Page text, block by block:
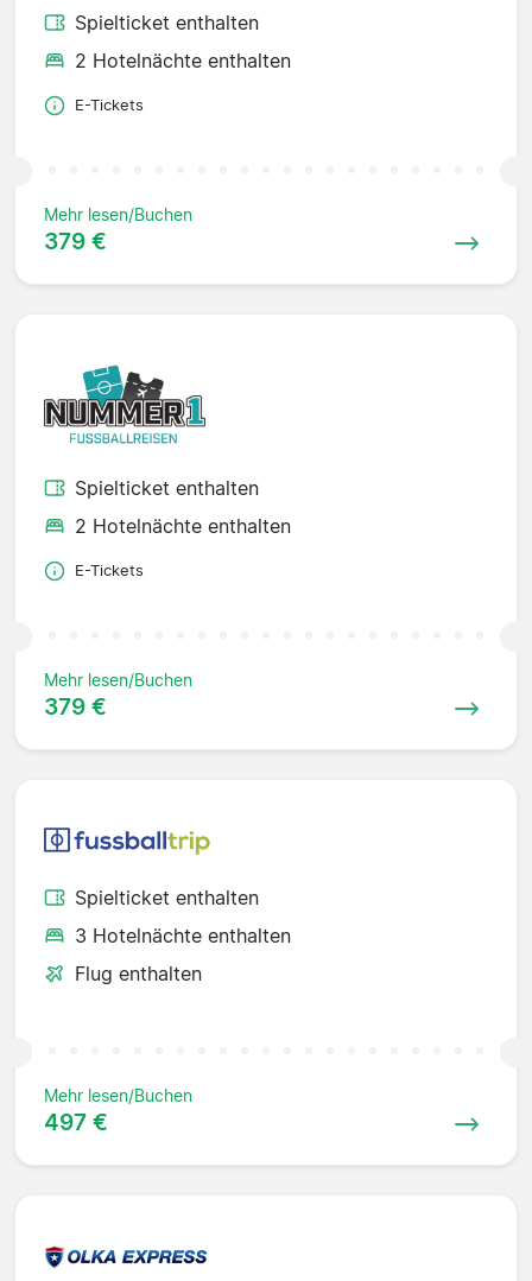
Spielticket enthalten
2 Hotelnächte enthalten
E-Tickets
Mehr lesen/Buchen
379 €
Spielticket enthalten
2 Hotelnächte enthalten
E-Tickets
Mehr lesen/Buchen
379 €
Spielticket enthalten
3 Hotelnächte enthalten
Flug enthalten
Mehr lesen/Buchen
497 €